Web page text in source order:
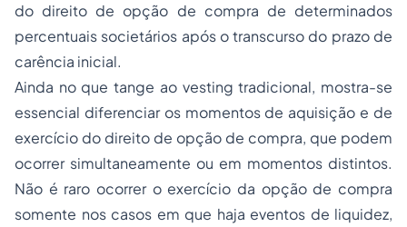
do direito de opção de compra de determinados
percentuais societários após o transcurso do prazo de
carência inicial.
Ainda no que tange ao vesting tradicional, mostra-se
essencial diferenciar os momentos de aquisição e de
exercício do direito de opção de compra, que podem
ocorrer simultaneamente ou em momentos distintos.
Não é raro ocorrer o exercício da opção de compra
somente nos casos em que haja eventos de liquidez,